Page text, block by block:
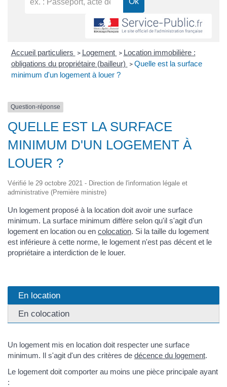
Accueil particuliers > Logement > Location immobilière :
obligations du propriétaire (bailleur) > Quelle est la surface
minimum d'un logement à louer ?
Question-réponse
QUELLE EST LA SURFACE
MINIMUM D'UN LOGEMENT À
LOUER ?
Vérifié le 29 octobre 2021 - Direction de l'information légale et
administrative (Première ministre)
Un logement proposé à la location doit avoir une surface
minimum. La surface minimum diffère selon qu'il s'agit d'un
logement en location ou en colocation. Si la taille du logement
est inférieure à cette norme, le logement n'est pas décent et le
propriétaire a interdiction de le louer.
En location
En colocation
Un logement mis en location doit respecter une surface
minimum. Il s'agit d'un des critères de décence du logement.
Le logement doit comporter au moins une pièce principale ayant
: